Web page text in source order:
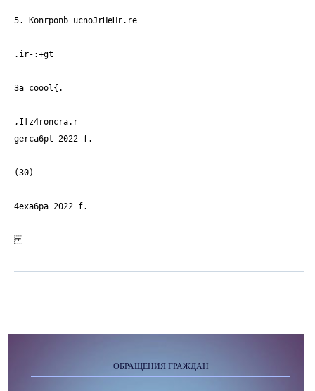
5. Konrponb ucnoJrHeHr.re
.ir-:+gt
3a coool{.
,I[z4roncra.r
gerca6pt 2022 f.
(30)
4exa6pa 2022 f.
ОБРАЩЕНИЯ ГРАЖДАН